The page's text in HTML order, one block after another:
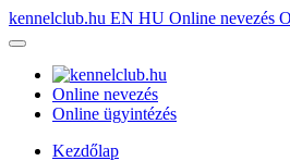
kennelclub.hu EN HU Online nevezés
Online nevezés
Online ügyintézés
Kezdőlap